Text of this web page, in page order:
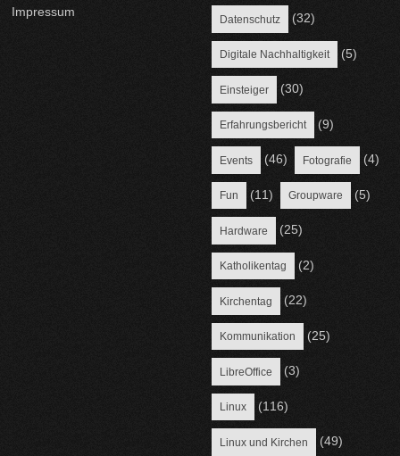
Impressum
Datenschutz (32)
Digitale Nachhaltigkeit (5)
Einsteiger (30)
Erfahrungsbericht (9)
Events (46) Fotografie (4)
Fun (11) Groupware (5)
Hardware (25)
Katholikentag (2)
Kirchentag (22)
Kommunikation (25)
LibreOffice (3)
Linux (116)
Linux und Kirchen (49)